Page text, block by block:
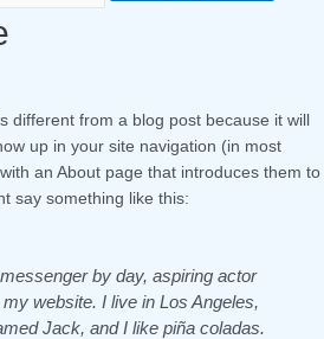
different from a blog post because it will
up in your site navigation (in most
an About page that introduces them to
say something like this:
by day, aspiring actor
website. I live in Los Angeles,
Jack, and I like piña coladas.